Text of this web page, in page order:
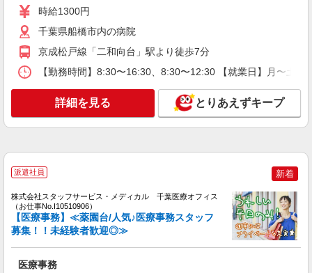
No.I10488410）
医療事務
詳細を見る
調剤薬局での調剤事務
【9:00〜17:00】時給1285円〜1335円 学生時
円 学生時給1185円 【20:00〜21:30】時給1435
円〜1485円 学生時給1185円 時間・曜日加給を含
みます 【パート】 時給1285円〜 5〜8時＋150
円 17〜20時＋100円 20〜22時＋150円 日祝＋50円
【学生アルバイト】 時給1185円（一律） ※22時
千葉県船橋市山手1-1-8
キープ 詳細を見る
派遣社員
時給1300円
千葉県船橋市内の病院
京成松戸線「二和向台」駅より徒歩7分
【勤務時間】8:30〜16:30、8:30〜12:30 【就業日】月〜土
詳細を見る とりあえずキープ
派遣社員 新着
株式会社スタッフサービス・メディカル 千葉医療オフィス
（お仕事No.I10510906）
【医療事務】≪薬園台/人気♪医療事務スタッフ
募集！！未経験者歓迎◎≫
医療事務